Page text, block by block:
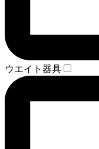
ウエイト器具